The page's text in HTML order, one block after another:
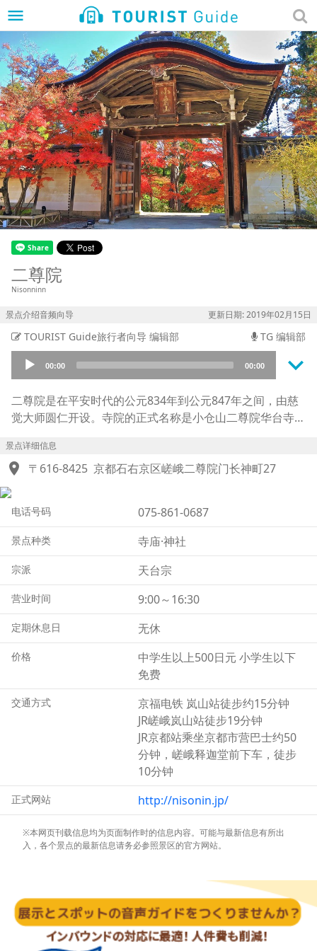
menu
二尊院
Nisonninn
景点介绍音频向导 更新日期: 2019年02月15日
TOURIST Guide旅行者向导 编辑部 TG 编辑部
Audio
Player
00:00 00:00 keyboard_arrow_down
二尊院是在平安时代的公元834年到公元847年之间，由慈
觉大师圆仁开设。寺院的正式名称是小仓山二尊院华台寺。
首”中的小仓山山麓，正殿则是修建在了背靠小仓山的优美
景致之处。除了寺院的两座本尊佛像木制释迦如来像与阿弥
着一条持续200米左右的笔直参道，两侧则种植了许多红
叶，也被才称之为“红叶马场”，红叶从道路两侧延伸生长仿
佛要伸到步道上一般极富视觉冲击力。另外，面向正殿的唐
门与筑地屏的白色墙壁以及周围红叶所形成的强烈对比也是
格外醒目，每到红叶时节，犹如在全寺境内展开了一幅被红
色、黄色的红叶所包围美景画卷。
景点详细信息
location_on 〒616-8425 京都石右京区嵯峨二尊院门长神町27
电话号码 075-861-0687
景点种类 寺庙·神社
宗派 天台宗
营业时间 9:00～16:30
定期休息日 无休
价格
中学生以上500日元 小学生以下
免费
交通方式
京福电铁 岚山站徒步约15分钟
JR嵯峨岚山站徒步19分钟
JR京都站乘坐京都市营巴士约50
分钟，嵯峨释迦堂前下车，徒步
10分钟
正式网站 http://nisonin.jp/
※本网页刊载信息均为页面制作时的信息内容。可能与最新信息有所出
入，各个景点的最新信息请务必参照景区的官方网站。